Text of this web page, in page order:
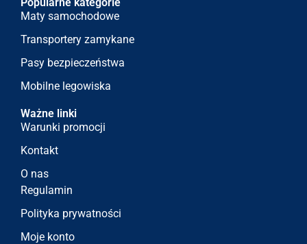
Maty samochodowe
Transportery zamykane
Pasy bezpieczeństwa
Mobilne legowiska
Ważne linki
Warunki promocji
Kontakt
O nas
Regulamin
Polityka prywatności
Moje konto